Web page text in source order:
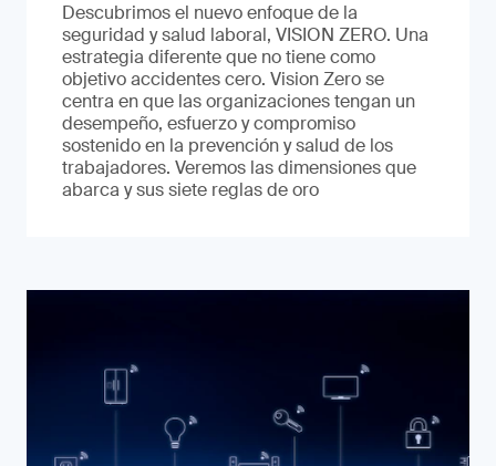
Descubrimos el nuevo enfoque de la
seguridad y salud laboral, VISION ZERO. Una
estrategia diferente que no tiene como
objetivo accidentes cero. Vision Zero se
centra en que las organizaciones tengan un
desempeño, esfuerzo y compromiso
sostenido en la prevención y salud de los
trabajadores. Veremos las dimensiones que
abarca y sus siete reglas de oro